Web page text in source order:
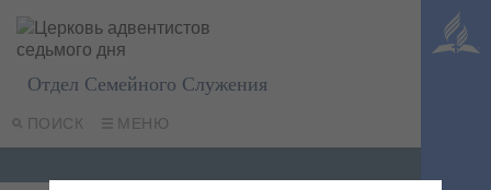
ПОИСК МЕНЮ
Отдел Семейного Служения